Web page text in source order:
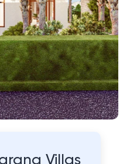
Villas